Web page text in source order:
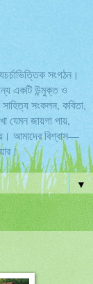
সংগঠন।
একটি উন্মুক্ত ও
সংকলন, কবিতা,
যেমন জায়গা পায়,
আমাদের বিশ্বাস—
▼